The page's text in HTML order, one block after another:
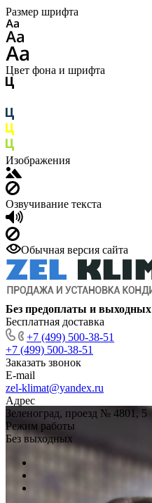
Размер шрифта
Цвет фона и шрифта
Изображения
Озвучивание текста
Обычная версия сайта
Без предоплаты и выходных
Бесплатная доставка
+7 (499) 500-38-51
+7 (499) 500-38-51
Заказать звонок
E-mail
zel-klimat@yandex.ru
Адрес
Зеленоград, проезд № 4801, 5
Режим работы
Без выходных